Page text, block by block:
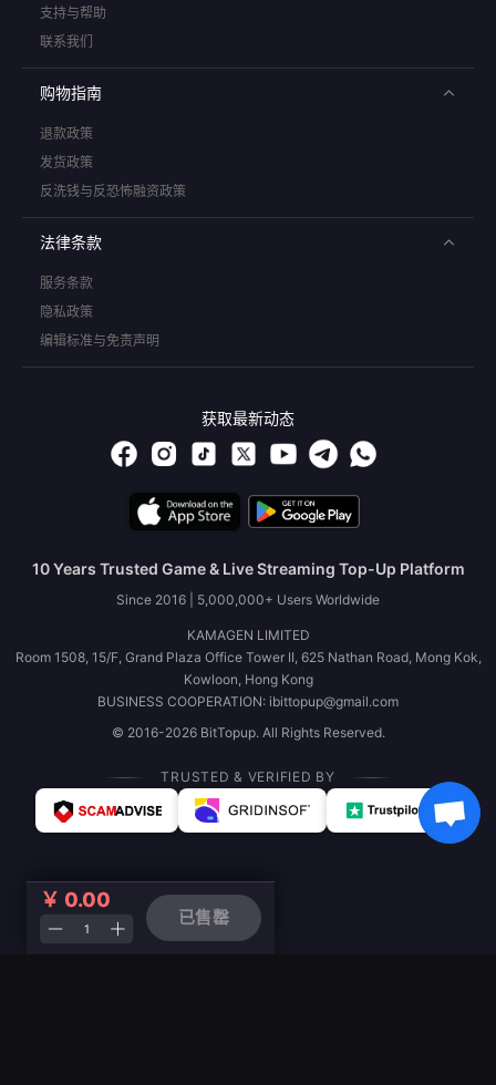
￥ 0.00
已售罄
支持与帮助
联系我们
购物指南
退款政策
发货政策
反洗钱与反恐怖融资政策
法律条款
服务条款
隐私政策
编辑标准与免责声明
获取最新动态
10 Years Trusted Game & Live Streaming Top-Up Platform
Since 2016 | 5,000,000+ Users Worldwide
KAMAGEN LIMITED
Room 1508, 15/F, Grand Plaza Office Tower II, 625 Nathan Road, Mong Kok,
Kowloon, Hong Kong
BUSINESS COOPERATION: ibittopup@gmail.com
© 2016-2026 BitTopup. All Rights Reserved.
TRUSTED & VERIFIED BY